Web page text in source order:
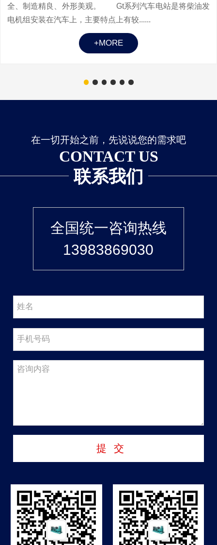
全、制造精良、外形美观。 Gt系列汽车电站是将柴油发
电机组安装在汽车上，主要特点上有较......
+MORE
在一切开始之前，先说说您的需求吧
CONTACT US
联系我们
全国统一咨询热线
13983869030